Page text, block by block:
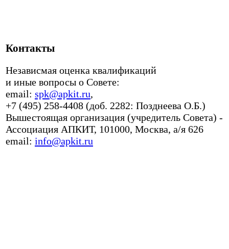
Контакты
Независмая оценка квалификаций
и иные вопросы о Совете:
email: spk@apkit.ru,
+7 (495) 258-4408 (доб. 2282: Позднеева О.Б.)
Вышестоящая организация (учредитель Совета) -
Ассоциация АПКИТ, 101000, Москва, а/я 626
email: info@apkit.ru